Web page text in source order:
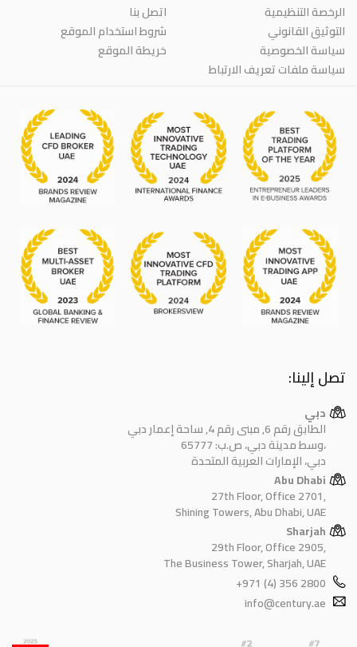
الرخصة التنظيمية
التوثيق القانوني
سياسة الخصوصية
سياسة ملفات تعريف الارتباط
اتصل بنا
شروط استخدام الموقع
خريطة الموقع
تصل إلينا:
دبي
الطابق رقم 6, مبنى رقم 4, ساحة إعمار دبي
وسط مدينة دبي، ص.ب: 65777،
دبي، الإمارات العربية المتحدة
Abu Dhabi
27th Floor, Office 2701,
Shining Towers, Abu Dhabi, UAE
Sharjah
29th Floor, Office 2905,
The Business Tower, Sharjah, UAE
+971 (4) 356 2800
info@century.ae